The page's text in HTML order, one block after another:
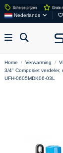
Nederlands
Home Verwarming
3/4" Composiet
UFH-0605MDK06-03L